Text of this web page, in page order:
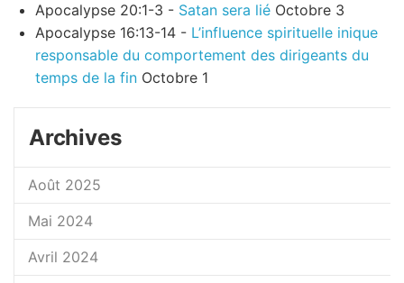
Apocalypse 20:1-3 - Satan sera lié Octobre 3
Apocalypse 16:13-14 - L’influence spirituelle inique
responsable du comportement des dirigeants du
temps de la fin Octobre 1
Archives
Août 2025
Mai 2024
Avril 2024